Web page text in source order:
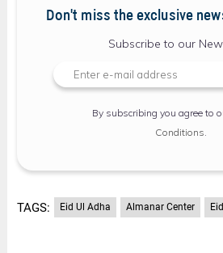
Don't miss the exclusive
Subscribe to our
By subscribing you agree to
Conditions
TAGS: Eid Ul Adha Almanar Center